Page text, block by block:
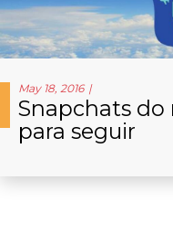
May 18, 2016
Snapchats
para seguir